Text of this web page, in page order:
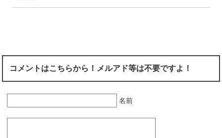
コメントはこちらから！メルアド等は不要ですよ！
名前